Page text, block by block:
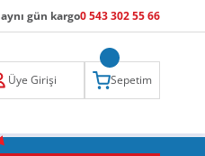
aynı gün kargo0 543 302 55 66
Üye Girişi Sepetim